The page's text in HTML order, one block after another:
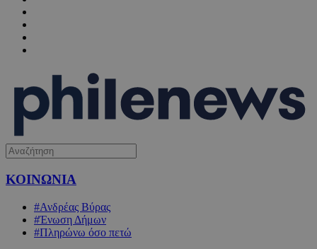
ΚΟΙΝΩΝΙΑ
#Ανδρέας Βύρας
#Ένωση Δήμων
#Πληρώνω όσο πετώ